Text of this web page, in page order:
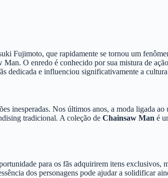
Fujimoto, que rapidamente se tornou um
O enredo é conhecido por sua mistura de
dedicada e influenciou significativamente a
inesperadas. Nos últimos anos, a moda ligada
tradicional. A coleção de Chainsaw Man é
para os fãs adquirirem itens exclusivos,
dos personagens pode ajudar a solidificar